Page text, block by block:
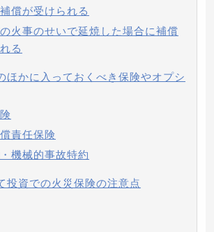
償が受けられる
火事のせいで延焼した場合に補償
る
ほかに入っておくべき保険やオプシ
責任保険
機械的事故特約
投資での火災保険の注意点